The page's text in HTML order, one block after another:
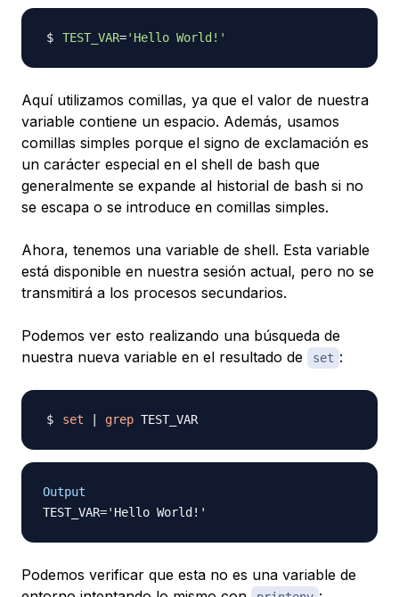
TEST_VAR='Hello World!'
Aquí utilizamos comillas, ya que el valor de nuestra
variable contiene un espacio. Además, usamos
comillas simples porque el signo de exclamación es
un carácter especial en el shell de bash que
generalmente se expande al historial de bash si no
se escapa o se introduce en comillas simples.
Ahora, tenemos una variable de shell. Esta variable
está disponible en nuestra sesión actual, pero no se
transmitirá a los procesos secundarios.
Podemos ver esto realizando una búsqueda de
nuestra nueva variable en el resultado de
set :
set grep
Output
Podemos verificar que esta no es una variable de